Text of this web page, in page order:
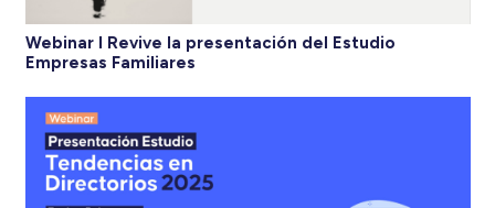
Webinar I Revive la presentación del Estudio
Empresas Familiares